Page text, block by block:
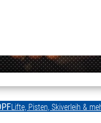
Lifte, Pisten, Skiverleih &